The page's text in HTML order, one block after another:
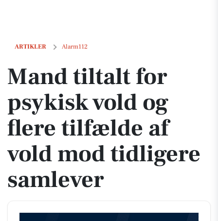
ARTIKLER Alarm112
Mand tiltalt for psykisk vold og flere tilfælde af vold mod tidligere
Mand tiltalt for
psykisk vold og
flere tilfælde af
vold mod tidligere
samlever